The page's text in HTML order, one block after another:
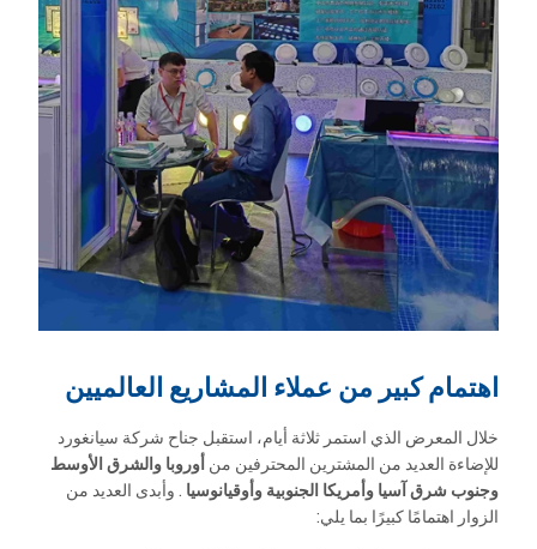
اهتمام كبير من عملاء المشاريع العالميين
خلال المعرض الذي استمر ثلاثة أيام، استقبل جناح شركة سيانغورد
للإضاءة العديد من المشترين المحترفين من أوروبا والشرق الأوسط
وجنوب شرق آسيا وأمريكا الجنوبية وأوقيانوسيا . وأبدى العديد من
الزوار اهتمامًا كبيرًا بما يلي: